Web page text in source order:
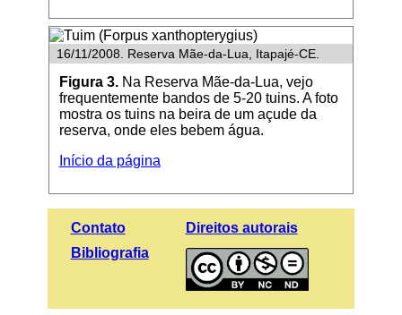
16/11/2008. Reserva Mãe-da-Lua, Itapajé-CE.
Figura 3.Na Reserva Mãe-da-Lua, vejo
frequentemente bandos de 5-20 tuins. A foto
mostra os tuins na beira de um açude da
reserva, onde eles bebem água.
Início da página
Contato
Bibliografia
Direitos autorais